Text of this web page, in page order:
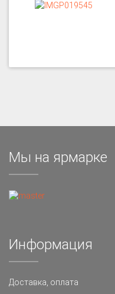
Мы на ярмарке
Информация
Доставка, оплата